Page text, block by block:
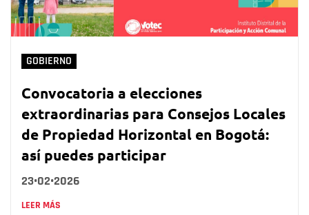
GOBIERNO
Convocatoria a elecciones
extraordinarias para Consejos Locales
de Propiedad Horizontal en Bogotá:
así puedes participar
23•02•2026
LEER MÁS